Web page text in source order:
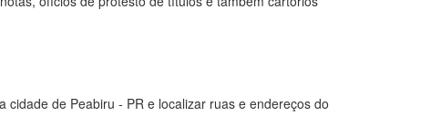
cidade de Peabiru - PR e localizar ruas e endereços do